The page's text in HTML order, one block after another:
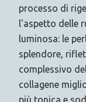
processo di
l'aspetto delle
luminosa: le
splendore,
complessivo
collagene
più tonica e